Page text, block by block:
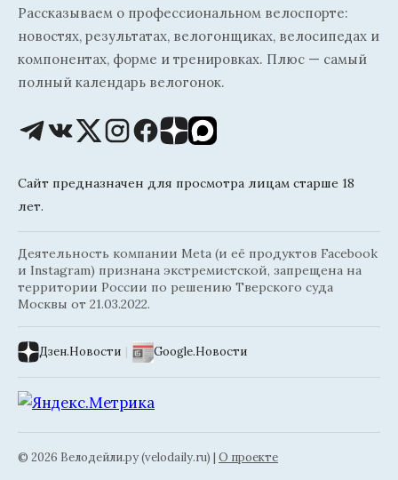
Рассказываем о профессиональном велоспорте:
новостях, результатах, велогонщиках, велосипедах и
компонентах, форме и тренировках. Плюс — самый
полный календарь велогонок.
Сайт предназначен для просмотра лицам старше 18
лет.
Деятельность компании Meta (и её продуктов Facebook
и Instagram) признана экстремистской, запрещена на
территории России по решению Тверского суда
Москвы от 21.03.2022.
Дзен.Новости | Google.Новости
© 2026 Велодейли.ру (velodaily.ru) | О проекте